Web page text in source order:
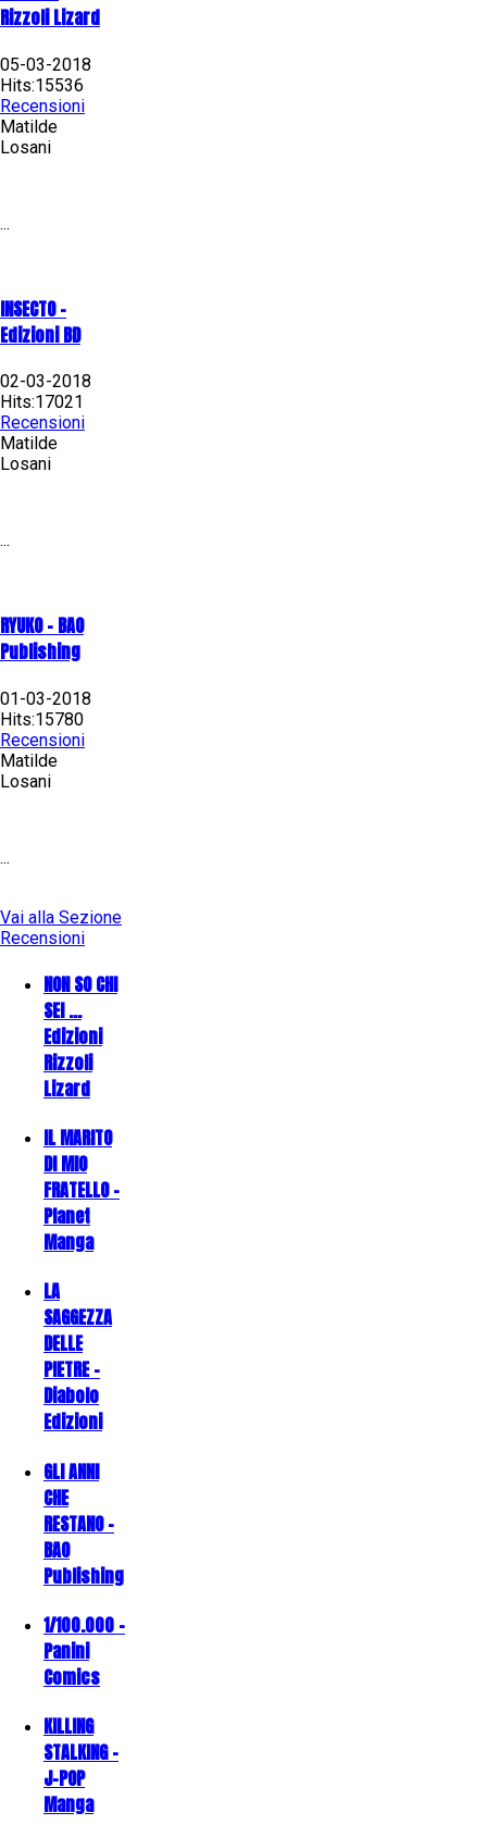
Rizzoli Lizard
05-03-2018
Hits:15536
Recensioni
Matilde
Losani
...
INSECTO -
Edizioni BD
02-03-2018
Hits:17021
Recensioni
Matilde
Losani
...
RYUKO - BAO
Publishing
01-03-2018
Hits:15780
Recensioni
Matilde
Losani
...
Vai alla Sezione
Recensioni
NON SO CHI
SEI ...
Edizioni
Rizzoli
Lizard
IL MARITO
DI MIO
FRATELLO -
Planet
Manga
LA
SAGGEZZA
DELLE
PIETRE -
Diabolo
Edizioni
GLI ANNI
CHE
RESTANO -
BAO
Publishing
1/100.000 -
Panini
Comics
KILLING
STALKING -
J-POP
Manga